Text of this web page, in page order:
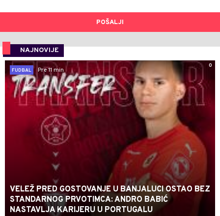
POŠALJI
NAJNOVIJE
0
FUDBAL
Pre 11 min
VELEŽ PRED GOSTOVANJE U BANJALUCI OSTAO BEZ
STANDARNOG PRVOTIMCA: ANDRO BABIĆ
NASTAVLJA KARIJERU U PORTUGALU